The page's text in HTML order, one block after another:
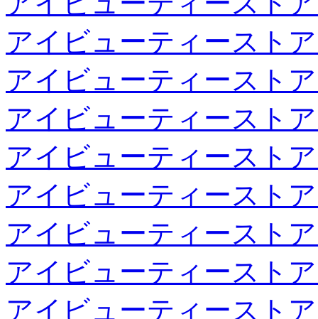
アイビューティースト
アイビューティースト
アイビューティースト
アイビューティースト
アイビューティースト
アイビューティースト
アイビューティースト
アイビューティースト